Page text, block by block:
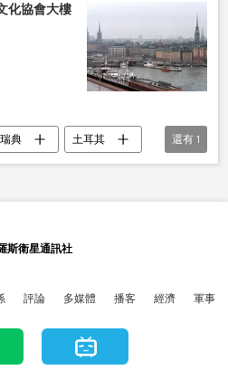
化協會大樓
瑞典
土耳其
還有 1
斯衛星通訊社
評論 多媒體 播客 經濟 軍事